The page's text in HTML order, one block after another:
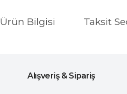
Ürün Bilgisi Taksit
Alışveriş & Sipariş